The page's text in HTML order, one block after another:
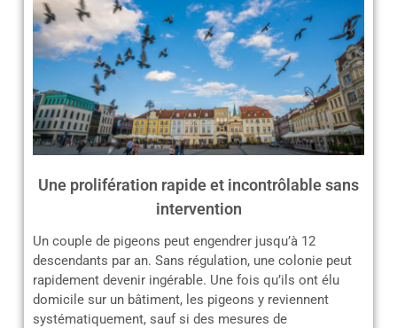
Une prolifération rapide et incontrôlable sans
intervention
Un couple de pigeons peut engendrer jusqu’à 12
descendants par an. Sans régulation, une colonie peut
rapidement devenir ingérable. Une fois qu’ils ont élu
domicile sur un bâtiment, les pigeons y reviennent
systématiquement, sauf si des mesures de